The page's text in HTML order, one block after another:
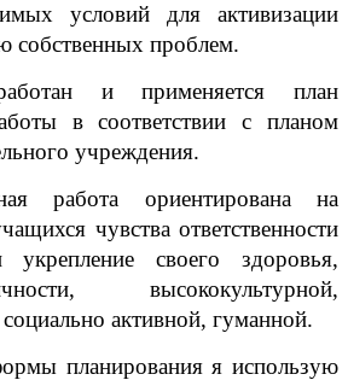
условий для активизации
собственных проблем.
и применяется план
в соответствии с планом
учреждения.
работа ориентирована на
чувства ответственности
своего здоровья,
высококультурной,
активной, гуманной.
планирования я использую